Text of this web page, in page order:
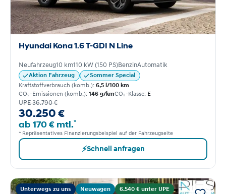
Hyundai Kona 1.6 T-GDI N Line
Neufahrzeug10 km110 kW (150 PS)BenzinAutomatik
Aktion Fahrzeug
Sommer Special
Kraftstoffverbrauch (komb.): 6,5 l/100 km
CO₂-Emissionen (komb.): 146 g/kmCO₂-Klasse: E
UPE 36.790 €
30.250 €
ab 170 € mtl.*
* Repräsentatives Finanzierungsbeispiel auf der Fahrzeugseite
⚡Schnell anfragen
Unterwegs zu uns Neuwagen 6.540 € unter UPE